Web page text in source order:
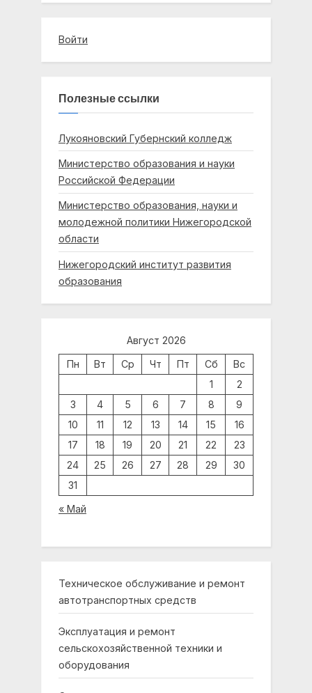
Войти
Полезные ссылки
Лукояновский Губернский колледж
Министерство образования и науки
Российской Федерации
Министерство образования, науки и
молодежной политики Нижегородской
области
Нижегородский институт развития
образования
Август 2026
Пн Вт Ср Чт Пт Сб
Вс
1
2
3
4 5 6 7 8
9
10
11 12 13 14 15
16
17
18 19 20 21 22
23
24
25 26 27 28 29
30
31
« Май
Техническое обслуживание и ремонт
автотранспортных средств
Эксплуатация и ремонт
сельскохозяйственной техники и
оборудования